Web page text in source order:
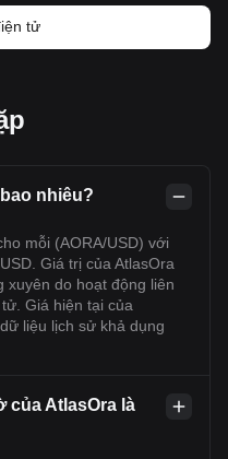
tử
nhiêu?
mỗi (AORA/USD) với
Giá trị của AtlasOra
do hoạt động liên
Giá hiện tại của
liệu lịch sử khả dụng
của AtlasOra là